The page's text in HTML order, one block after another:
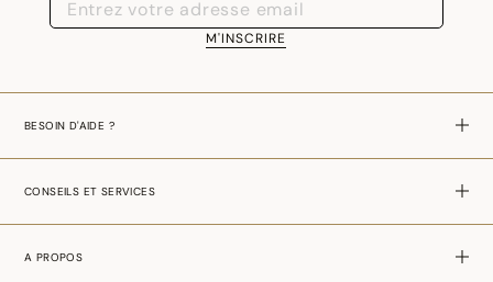
M'INSCRIRE
BESOIN D'AIDE ?
CONSEILS ET SERVICES
A PROPOS